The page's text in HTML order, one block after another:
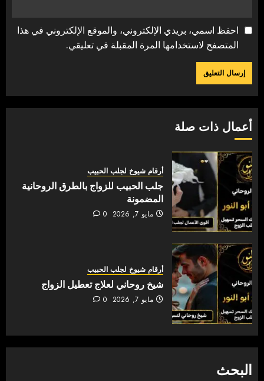
احفظ اسمي، بريدي الإلكتروني، والموقع الإلكتروني في هذا
المتصفح لاستخدامها المرة المقبلة في تعليقي.
أعمال ذات صلة
أرقام شيوخ لجلب الحبيب
جلب الحبيب للزواج بالطرق الروحانية
المضمونة
مايو 7, 2026 0
أرقام شيوخ لجلب الحبيب
شيخ روحاني لعلاج تعطيل الزواج
مايو 7, 2026 0
البحث